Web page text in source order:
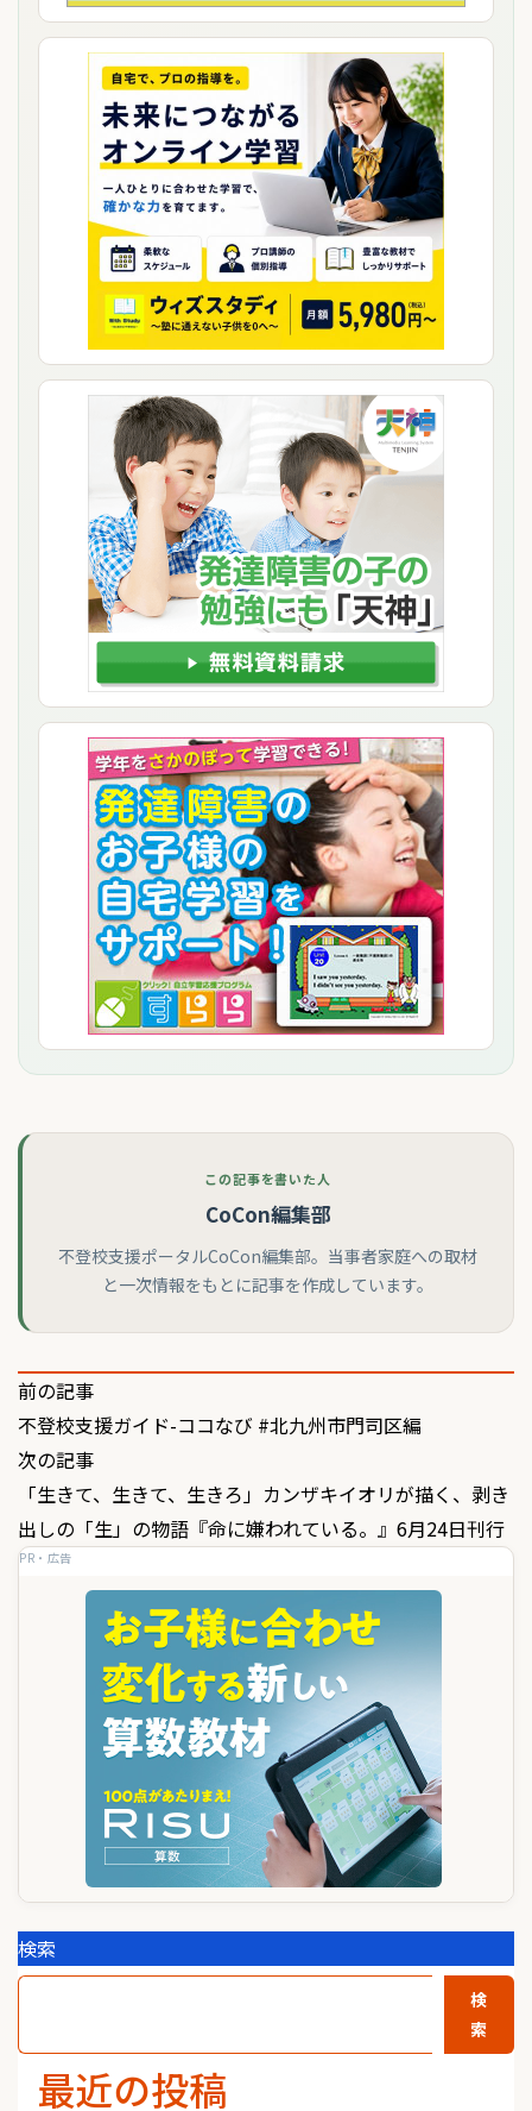
この記事を書いた人
CoCon編集部
不登校支援ポータルCoCon編集部。当事者家庭への取材
と一次情報をもとに記事を作成しています。
投
稿
ナ
ビ
ゲ
前の記事
不登校支援ガイド-ココなび #北九州市門司区編
次の記事
「生きて、生きて、生きろ」――カンザキイオリが描く、剥き
出しの「生」の物語『命に嫌われている。』6月24日刊行
PR・広告
検索
検
索
最近の投稿